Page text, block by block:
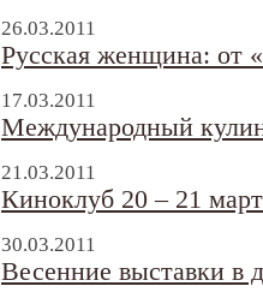
26.03.2011
Русская женщина: от
17.03.2011
Международный
21.03.2011
Киноклуб 20 – 21
30.03.2011
Весенние выставки в